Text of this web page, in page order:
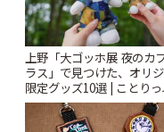
上野「大ゴッホ展 夜のカ
ラス」で見つけた、オリ
限定グッズ10選 | ことり